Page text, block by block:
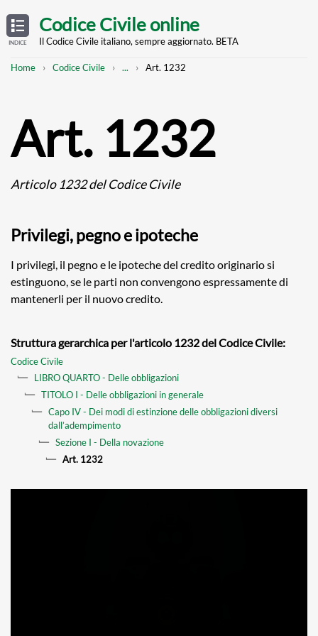
TABLE
OF
CONTENTS
INDICE
main
Codice Civile online
Il Codice Civile italiano, sempre aggiornato. BETA
Breadcrumb
Home Codice Civile
Mostra
... Art. 1232
Art. 1232
Articolo 1232 del Codice Civile
Privilegi, pegno e ipoteche
I privilegi, il pegno e le ipoteche del credito originario si
estinguono, se le parti non convengono espressamente di
mantenerli per il nuovo credito.
Struttura gerarchica per l'articolo 1232 del Codice Civile:
Codice Civile
LIBRO QUARTO - Delle obbligazioni
TITOLO I - Delle obbligazioni in generale
Capo IV - Dei modi di estinzione delle obbligazioni diversi
dall’adempimento
Sezione I - Della novazione
Art. 1232